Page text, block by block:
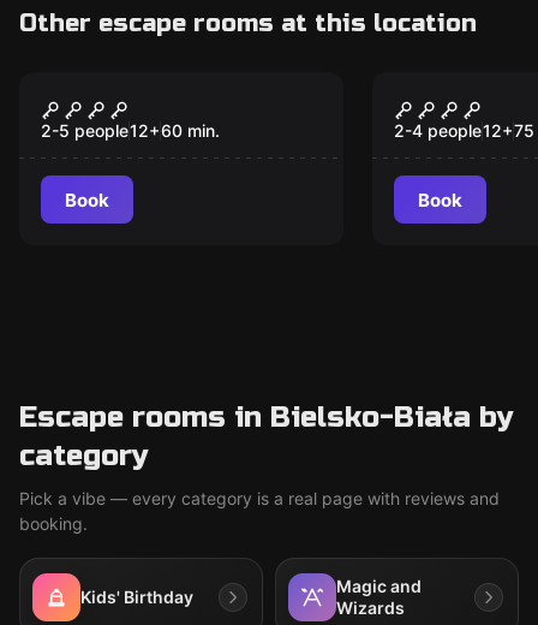
Other escape rooms at this location
13 Posterunek
2-5 people12+60 min.
Book
CHATKA Z
2-4 people12+75
Book
Escape rooms in Bielsko-Biała by
category
Pick a vibe — every category is a real page with reviews and
booking.
Kids' Birthday
Magic and
Wizards